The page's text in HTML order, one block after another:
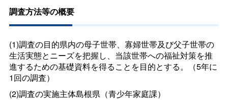
調査方法等の概要
(1)調査の目的県内の母子世帯、寡婦世帯及び父子世帯の
生活実態とニーズを把握し、当該世帯への福祉対策を推
進するための基礎資料を得ることを目的とする。（5年に
1回の調査）
(2)調査の実施主体島根県（青少年家庭課）